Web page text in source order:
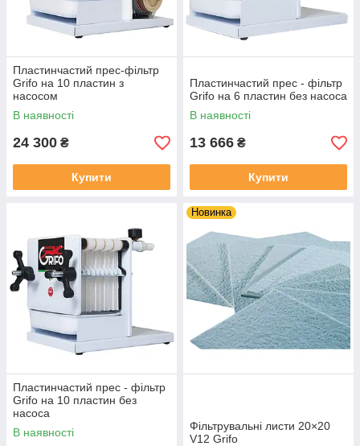
Пластинчастий прес-фільтр
Grifo на 10 пластин з
насосом
В наявності
24 300 ₴
Купити
Пластинчастий прес - фільтр
Grifo на 6 пластин без насоса
В наявності
13 666 ₴
Купити
Пластинчастий прес - фільтр
Grifo на 10 пластин без
насоса
В наявності
Новинка
Фільтрувальні листи 20×20
V12 Grifo